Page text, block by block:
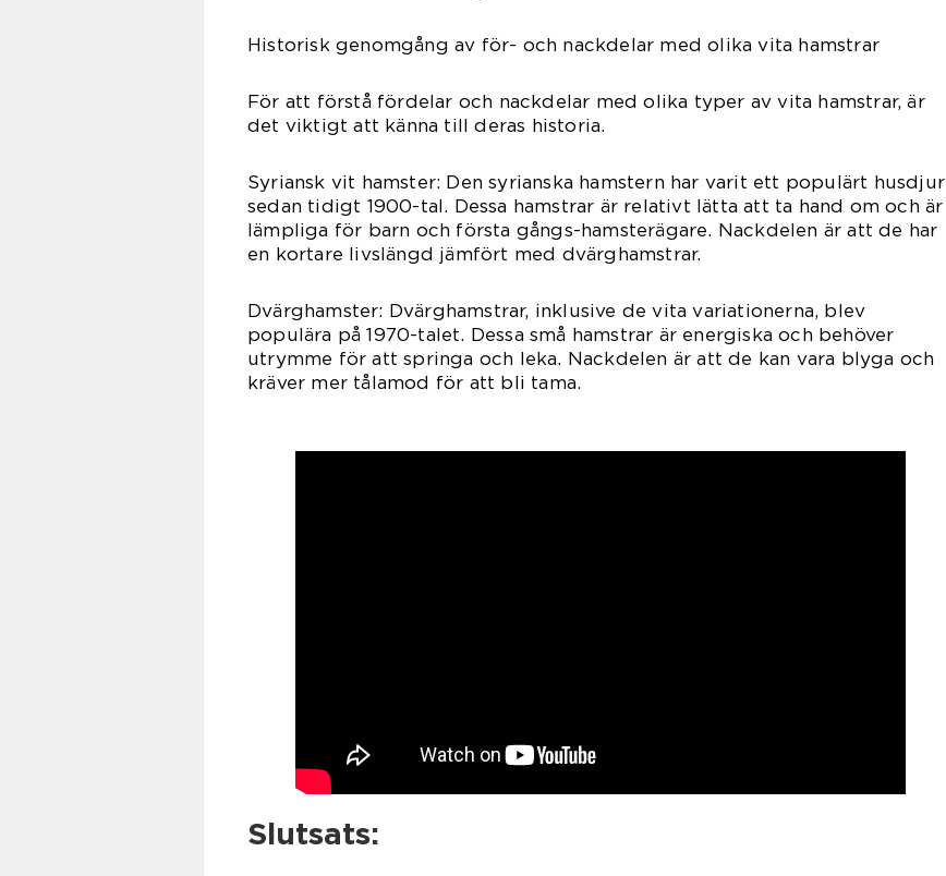
Historisk genomgång av för- och nackdelar med olika vita hamstrar
För att förstå fördelar och nackdelar med olika typer av vita hamstrar, är
det viktigt att känna till deras historia.
Syriansk vit hamster: Den syrianska hamstern har varit ett populärt husdjur
sedan tidigt 1900-tal. Dessa hamstrar är relativt lätta att ta hand om och är
lämpliga för barn och första gångs-hamsterägare. Nackdelen är att de har
en kortare livslängd jämfört med dvärghamstrar.
Dvärghamster: Dvärghamstrar, inklusive de vita variationerna, blev
populära på 1970-talet. Dessa små hamstrar är energiska och behöver
utrymme för att springa och leka. Nackdelen är att de kan vara blyga och
kräver mer tålamod för att bli tama.
Slutsats: